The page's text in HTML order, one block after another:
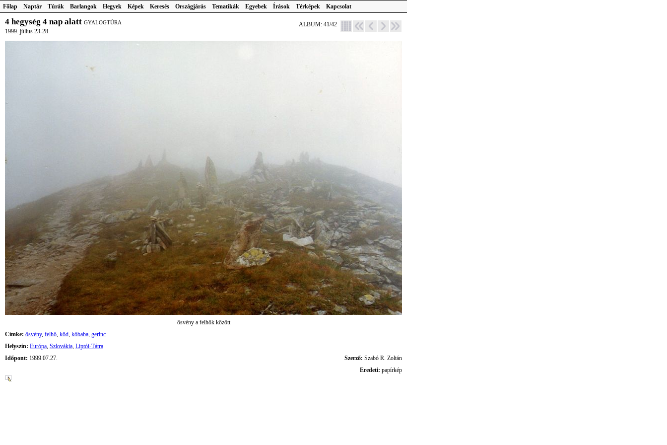
Főlap Naptár Túrák Barlangok Hegyek Képek Keresés Országjárás Tematikák Egyebek Írások Térképek Kapcsolat
4 hegység 4 nap alatt GYALOGTÚRA
1999. július 23-28.
ALBUM: 41/42
ösvény a felhők között
Címke: ösvény, felhő, köd, kőbaba, gerinc
Helyszín: Európa, Szlovákia, Liptói-Tátra
Időpont: 1999.07.27. Szerző: Szabó R. Zoltán
Eredeti: papírkép